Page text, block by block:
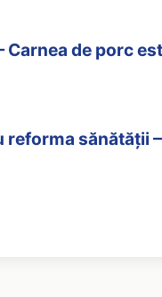
de porc
sănătății